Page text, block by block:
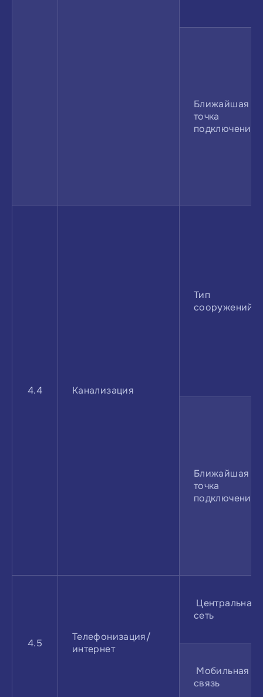
Ближайшая
точка
подключения
4.4 Канализация
Тип
сооружений
Ближайшая
точка
подключения
4.5
Телефонизация/
интернет
Центральная
сеть
Мобильная
связь